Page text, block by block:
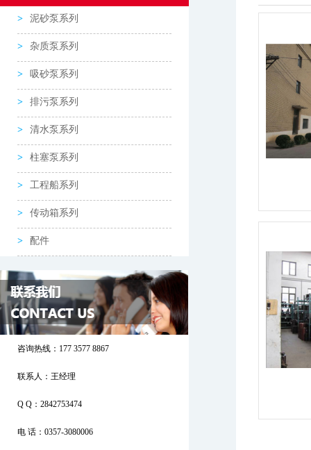
泥砂泵系列
杂质泵系列
吸砂泵系列
排污泵系列
清水泵系列
柱塞泵系列
工程船系列
传动箱系列
配件
咨询热线：177 3577 8867
联系人：王经理
Q Q：2842753474
电 话：0357-3080006